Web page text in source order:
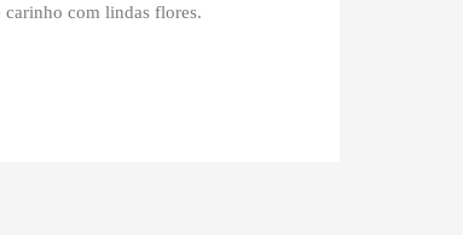
carinho com lindas flores.